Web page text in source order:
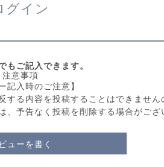
グイン
もご記入できます。
注意事項
記入時のご注意】
る内容を投稿することはできません
、予告なく投稿を削除する場合がござ
ューを書く